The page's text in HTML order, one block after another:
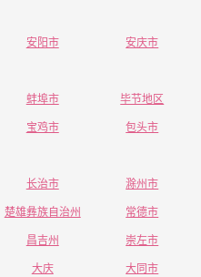
安阳市
安庆市
蚌埠市
毕节地区
宝鸡市
包头市
长治市
滁州市
楚雄彝族自治州
常德市
昌吉州
崇左市
大庆
大同市